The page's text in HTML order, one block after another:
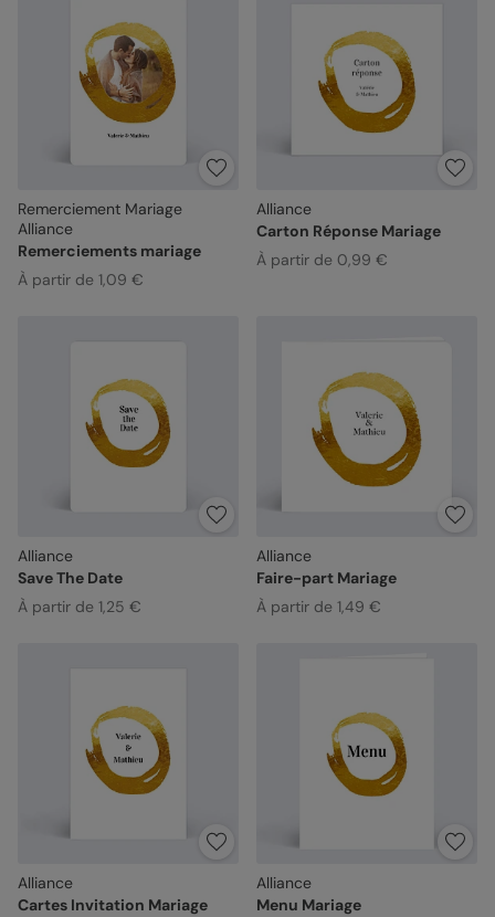
Remerciement Mariage
Alliance
Remerciements mariage
À partir de 1,09 €
Alliance
Carton Réponse Mariage
À partir de 0,99 €
Alliance
Save The Date
À partir de 1,25 €
Alliance
Faire-part Mariage
À partir de 1,49 €
Alliance
Cartes Invitation Mariage
Alliance
Menu Mariage